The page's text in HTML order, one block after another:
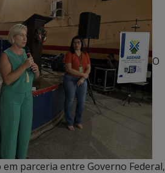
O
parceria entre Governo Federal,